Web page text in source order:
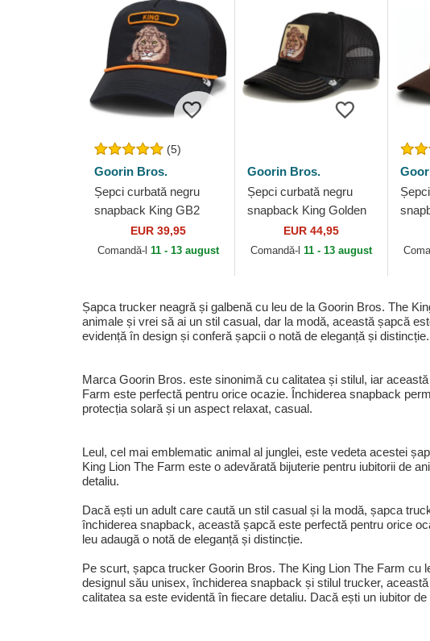
(5)
Goorin Bros.
Șepci curbată negru
snapback King GB2
Lion The Rocker The
Farm Goorin Bros.
EUR 39,95
Comandă-l 11 - 13 august
Goorin Bros.
Șepci curbată negru
snapback King Golden
Suede The Farm Goorin
Bros.
EUR 44,95
Comandă-l 11 - 13 august
Man
Bros.
Șapca trucker neagră și galbenă cu leu de la Goorin Bros. The
animale și vrei să ai un stil casual, dar la modă, această șapcă
evidență în design și conferă șapcii o notă de eleganță și distincție.
Marca Goorin Bros. este sinonimă cu calitatea și stilul, iar
Farm este perfectă pentru orice ocazie. Închiderea snapback
protecția solară și un aspect relaxat, casual.
Leul, cel mai emblematic animal al junglei, este vedeta acestei
King Lion The Farm este o adevărată bijuterie pentru iubitorii de
detaliu.
Dacă ești un adult care caută un stil casual și la modă, șapca
închiderea snapback, această șapcă este perfectă pentru orice
leu adaugă o notă de eleganță și distincție.
Pe scurt, șapca trucker Goorin Bros. The King Lion The Farm cu
designul său unisex, închiderea snapback și stilul trucker,
calitatea sa este evidentă în fiecare detaliu. Dacă ești un iubitor